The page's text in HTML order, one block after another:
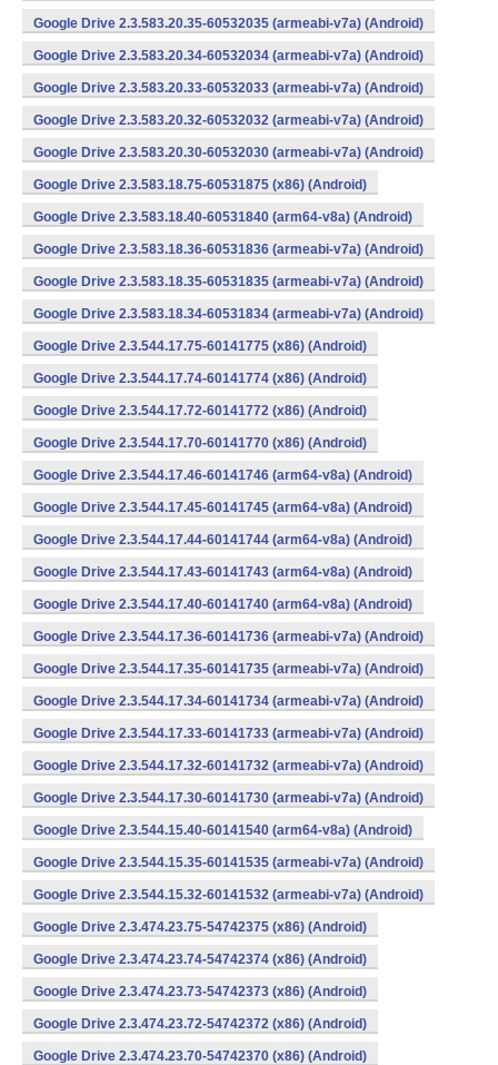
Google Drive 2.3.583.20.35-60532035 (armeabi-v7a) (Android)
Google Drive 2.3.583.20.34-60532034 (armeabi-v7a) (Android)
Google Drive 2.3.583.20.33-60532033 (armeabi-v7a) (Android)
Google Drive 2.3.583.20.32-60532032 (armeabi-v7a) (Android)
Google Drive 2.3.583.20.30-60532030 (armeabi-v7a) (Android)
Google Drive 2.3.583.18.75-60531875 (x86) (Android)
Google Drive 2.3.583.18.40-60531840 (arm64-v8a) (Android)
Google Drive 2.3.583.18.36-60531836 (armeabi-v7a) (Android)
Google Drive 2.3.583.18.35-60531835 (armeabi-v7a) (Android)
Google Drive 2.3.583.18.34-60531834 (armeabi-v7a) (Android)
Google Drive 2.3.544.17.75-60141775 (x86) (Android)
Google Drive 2.3.544.17.74-60141774 (x86) (Android)
Google Drive 2.3.544.17.72-60141772 (x86) (Android)
Google Drive 2.3.544.17.70-60141770 (x86) (Android)
Google Drive 2.3.544.17.46-60141746 (arm64-v8a) (Android)
Google Drive 2.3.544.17.45-60141745 (arm64-v8a) (Android)
Google Drive 2.3.544.17.44-60141744 (arm64-v8a) (Android)
Google Drive 2.3.544.17.43-60141743 (arm64-v8a) (Android)
Google Drive 2.3.544.17.40-60141740 (arm64-v8a) (Android)
Google Drive 2.3.544.17.36-60141736 (armeabi-v7a) (Android)
Google Drive 2.3.544.17.35-60141735 (armeabi-v7a) (Android)
Google Drive 2.3.544.17.34-60141734 (armeabi-v7a) (Android)
Google Drive 2.3.544.17.33-60141733 (armeabi-v7a) (Android)
Google Drive 2.3.544.17.32-60141732 (armeabi-v7a) (Android)
Google Drive 2.3.544.17.30-60141730 (armeabi-v7a) (Android)
Google Drive 2.3.544.15.40-60141540 (arm64-v8a) (Android)
Google Drive 2.3.544.15.35-60141535 (armeabi-v7a) (Android)
Google Drive 2.3.544.15.32-60141532 (armeabi-v7a) (Android)
Google Drive 2.3.474.23.75-54742375 (x86) (Android)
Google Drive 2.3.474.23.74-54742374 (x86) (Android)
Google Drive 2.3.474.23.73-54742373 (x86) (Android)
Google Drive 2.3.474.23.72-54742372 (x86) (Android)
Google Drive 2.3.474.23.70-54742370 (x86) (Android)